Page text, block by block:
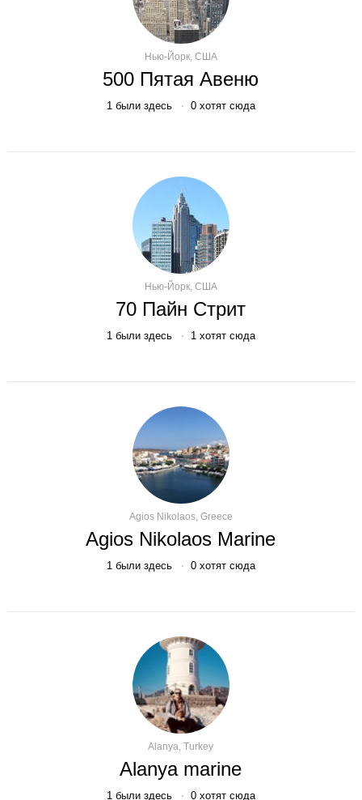
Нью-Йорк, США
500 Пятая Авеню
1 были здесь 0 хотят сюда
Нью-Йорк, США
70 Пайн Стрит
1 были здесь 1 хотят сюда
Agios Nikolaos, Greece
Agios Nikolaos Marine
1 были здесь 0 хотят сюда
Alanya, Turkey
Alanya marine
1 были здесь 0 хотят сюда